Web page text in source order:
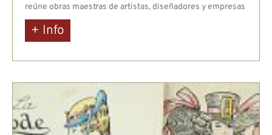
reúne obras maestras de artistas, diseñadores y empresas
+ Info